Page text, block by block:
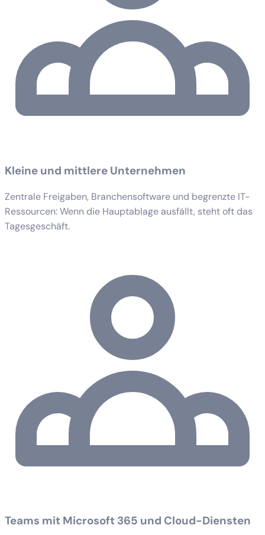
Kleine und mittlere Unternehmen
Zentrale Freigaben, Branchensoftware und begrenzte IT-
Ressourcen: Wenn die Hauptablage ausfällt, steht oft das
Tagesgeschäft.
Teams mit Microsoft 365 und Cloud-Diensten